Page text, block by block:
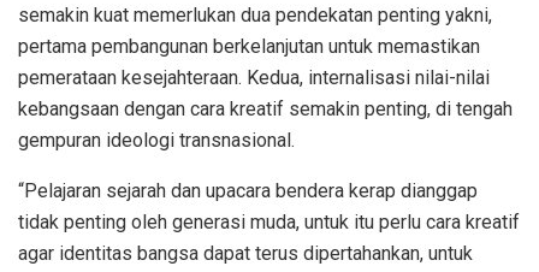
semakin kuat memerlukan dua pendekatan penting yakni,
pertama pembangunan berkelanjutan untuk memastikan
pemerataan kesejahteraan. Kedua, internalisasi nilai-nilai
kebangsaan dengan cara kreatif semakin penting, di tengah
gempuran ideologi transnasional.
“Pelajaran sejarah dan upacara bendera kerap dianggap
tidak penting oleh generasi muda, untuk itu perlu cara kreatif
agar identitas bangsa dapat terus dipertahankan, untuk